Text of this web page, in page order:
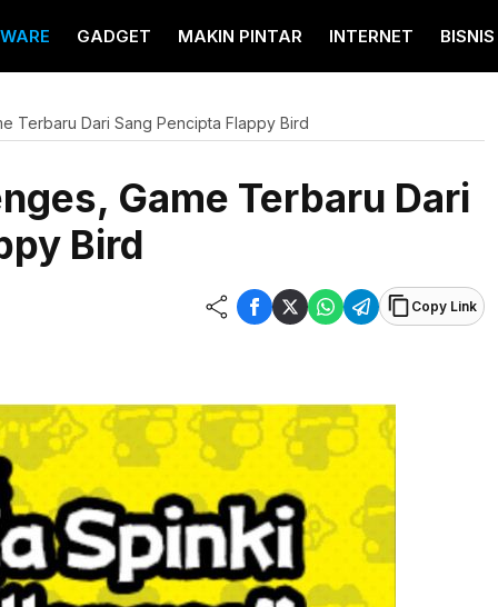
GADGET MAKIN PINTAR INTERNET BISNIS
Terbaru Dari Sang Pencipta Flappy Bird
Game Terbaru Dari
Bird
Copy Link